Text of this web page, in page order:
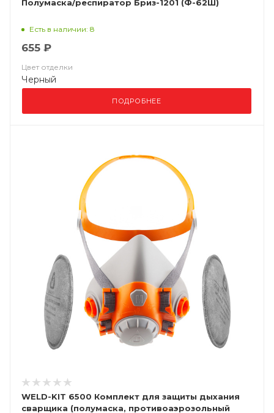
Полумаска/респиратор Бриз-1201 (Ф-62Ш)
Есть в наличии: 8
655 ₽
Цвет отделки
Черный
ПОДРОБНЕЕ
WELD-KIT 6500 Комплект для защиты дыхания
сварщика (полумаска, противоаэрозольный